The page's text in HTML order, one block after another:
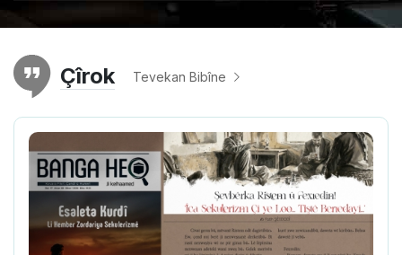
Çîrok Tevekan Bibîne